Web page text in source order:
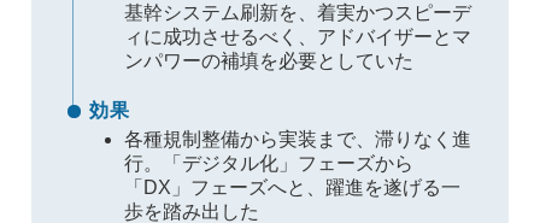
基幹システム刷新を、着実かつスピーデ
ィに成功させるべく、アドバイザーとマ
ンパワーの補填を必要としていた
効果
各種規制整備から実装まで、滞りなく進
行。「デジタル化」フェーズから
「DX」フェーズへと、躍進を遂げる一
歩を踏み出した